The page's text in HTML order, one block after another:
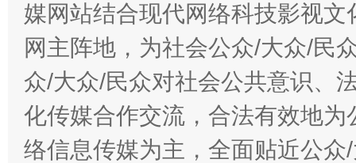
媒网站结合现代网络科技影视
网主阵地，为社会公众/大众/民
众/大众/民众对社会公共意识、
化传媒合作交流，合法有效地
络信息传媒为主，全面贴近公